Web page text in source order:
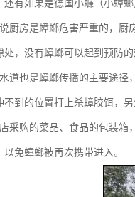
还有如果是德国小蠊（小蟑
厨房是蟑螂危害严重的，厨
处，没有蟑螂可以起到预防
道也是蟑螂传播的主要途径
不到的位置打上杀蟑胶饵，
采购的菜品、食品的包装箱
以免蟑螂被再次携带进入。